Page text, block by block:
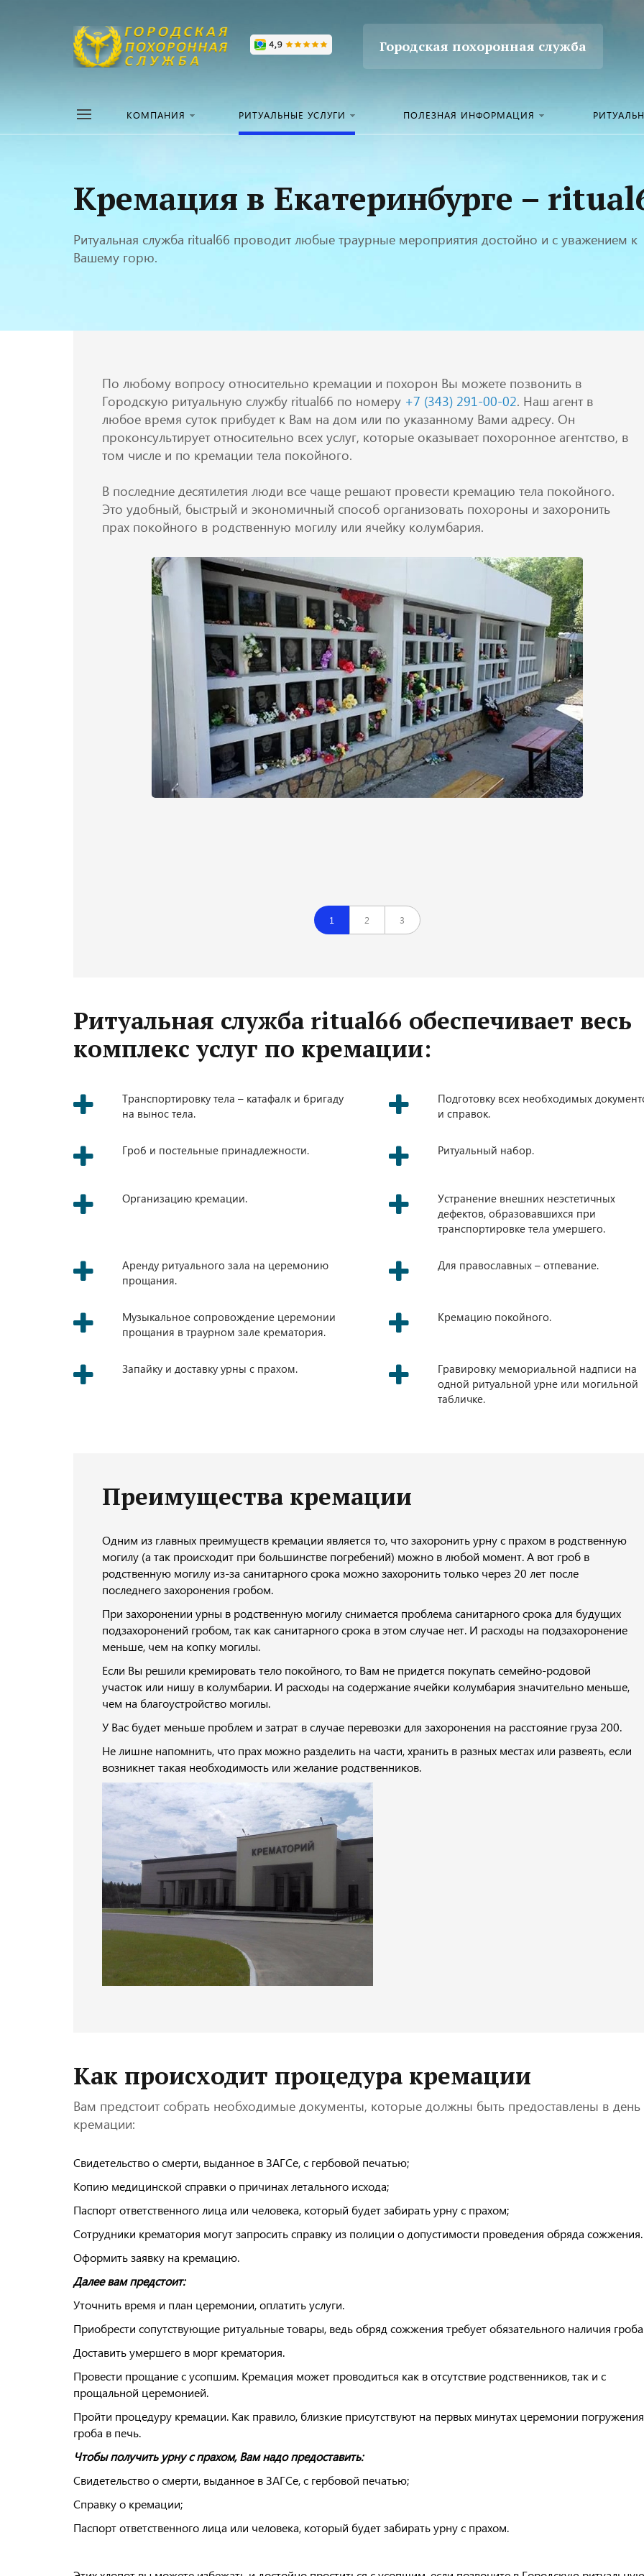
Городская похоронная служба
КОМПАНИЯ РИТУАЛЬНЫЕ УСЛУГИ ПОЛЕЗНАЯ ИНФОРМАЦИЯ
Кремация в Екатеринбурге –
Ритуальная служба ritual66 проводит любые траурные мероприятия достойно и с уважением к
Вашему горю.
Вызвать агента ОНЛАЙН
По любому вопросу относительно кремации и похорон Вы можете позвонить в
Городскую ритуальную службу ritual66 по номеру +7 (343) 291-00-02. Наш агент в
любое время суток прибудет к Вам на дом или по указанному Вами адресу. Он
проконсультирует относительно всех услуг, которые оказывает похоронное агентство, в
том числе и по кремации тела покойного.
В последние десятилетия люди все чаще решают провести кремацию тела покойного.
Это удобный, быстрый и экономичный способ организовать похороны и захоронить
прах покойного в родственную могилу или ячейку колумбария.
1 2 3
Ритуальная служба ritual66 обеспечивает весь
комплекс услуг по кремации:
Транспортировку тела – катафалк и бригаду
на вынос тела.
Подготовку всех необходимых
и справок.
Гроб и постельные принадлежности. Ритуальный набор.
Организацию кремации.
Устранение внешних неэстетичных
дефектов, образовавшихся при
транспортировке тела умершего.
Аренду ритуального зала на церемонию
прощания.
Для православных – отпевание.
Музыкальное сопровождение церемонии
прощания в траурном зале крематория.
Кремацию покойного.
Запайку и доставку урны с прахом.
Гравировку мемориальной надписи на
одной ритуальной урне или могильной
табличке.
Преимущества кремации
Одним из главных преимуществ кремации является то, что захоронить урну с прахом в родственную
могилу (а так происходит при большинстве погребений) можно в любой момент. А вот гроб в
родственную могилу из-за санитарного срока можно захоронить только через 20 лет после
последнего захоронения гробом.
При захоронении урны в родственную могилу снимается проблема санитарного срока для будущих
подзахоронений гробом, так как санитарного срока в этом случае нет. И расходы на подзахоронение
меньше, чем на копку могилы.
Если Вы решили кремировать тело покойного, то Вам не придется покупать семейно-родовой
участок или нишу в колумбарии. И расходы на содержание ячейки колумбария значительно меньше,
чем на благоустройство могилы.
У Вас будет меньше проблем и затрат в случае перевозки для захоронения на расстояние груза 200.
Не лишне напомнить, что прах можно разделить на части, хранить в разных местах или развеять, если
возникнет такая необходимость или желание родственников.
Как происходит процедура кремации
Вам предстоит собрать необходимые документы, которые должны быть предоставлены в день
кремации:
Свидетельство о смерти, выданное в ЗАГСе, с гербовой печатью;
Копию медицинской справки о причинах летального исхода;
Паспорт ответственного лица или человека, который будет забирать урну с прахом;
Сотрудники крематория могут запросить справку из полиции о допустимости проведения обряда сожжения.
Оформить заявку на кремацию.
Далее вам предстоит:
Уточнить время и план церемонии, оплатить услуги.
Приобрести сопутствующие ритуальные товары, ведь обряд сожжения требует обязательного наличия
Доставить умершего в морг крематория.
Провести прощание с усопшим. Кремация может проводиться как в отсутствие родственников, так и с
прощальной церемонией.
Пройти процедуру кремации. Как правило, близкие присутствуют на первых минутах церемонии погружения
гроба в печь.
Чтобы получить урну с прахом, Вам надо предоставить:
Свидетельство о смерти, выданное в ЗАГСе, с гербовой печатью;
Справку о кремации;
Паспорт ответственного лица или человека, который будет забирать урну с прахом.